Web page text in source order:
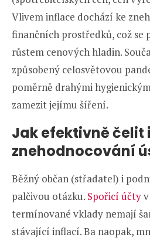
Vlivem inflace dochází ke
finančních prostředků, což se
růstem cenových hladin.
způsobený celosvětovou
poměrně drahými
zamezit jejímu šíření.
Jak efektivně čelit
znehodnocování
Běžný občan (střadatel) i
palčivou otázku. Spořicí účty
termínované vklady nemají
stávající inflací. Ba naopak,